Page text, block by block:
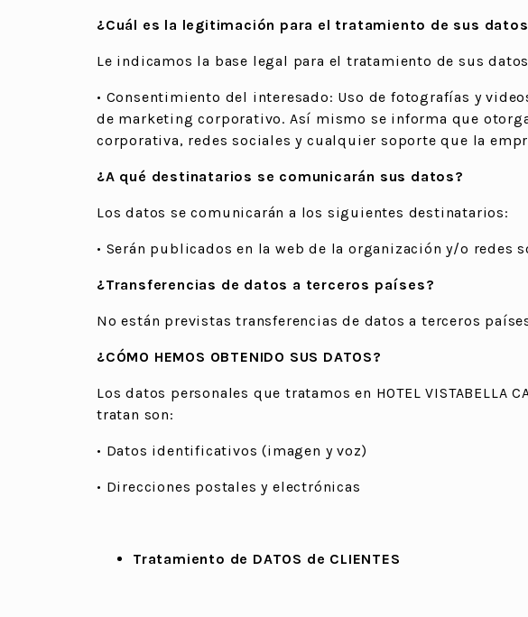
¿Cuál es la legitimación para el tratamiento de sus
Le indicamos la base legal para el tratamiento de sus
• Consentimiento del interesado: Uso de fotografías y
de marketing corporativo. Así mismo se informa que
corporativa, redes sociales y cualquier soporte que la
¿A qué destinatarios se comunicarán sus datos?
Los datos se comunicarán a los siguientes destinatarios:
• Serán publicados en la web de la organización y/o redes
¿Transferencias de datos a terceros países?
No están previstas transferencias de datos a terceros
¿CÓMO HEMOS OBTENIDO SUS DATOS?
Los datos personales que tratamos en HOTEL VISTABELLA
tratan son:
• Datos identificativos (imagen y voz)
• Direcciones postales y electrónicas
Tratamiento de DATOS de CLIENTES